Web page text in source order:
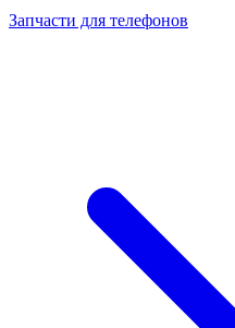
Запчасти для телефонов